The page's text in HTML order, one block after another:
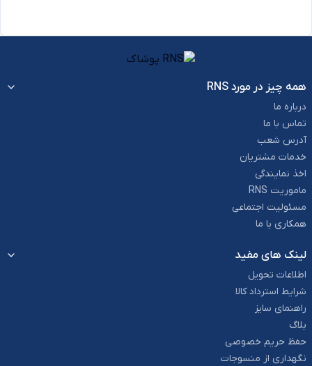
همه چیز در مورد RNS
درباره ما
تماس با ما
آدرس شعب
خدمات مشتریان
اخذ نمایندگی
ماموریت RNS
مسئولیت اجتماعی
همکاری با ما
لینک های مفید
اطلاعات تحویل
شرایط استرداد کالا
راهنمای سایز
بلاگ
حفظ حریم خصوصی
نگهداری از منسوجات